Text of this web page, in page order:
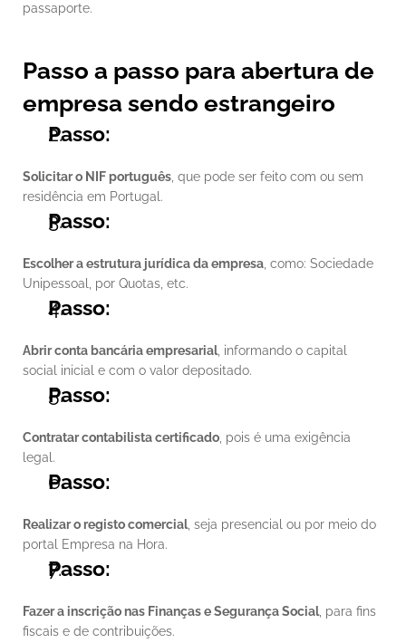
passaporte.
Passo a passo para abertura de
empresa sendo estrangeiro
Passo:
Solicitar o NIF português , que pode ser feito com ou sem
residência em Portugal.
Passo:
Escolher a estrutura jurídica da empresa , como: Sociedade
Unipessoal, por Quotas, etc.
Passo:
Abrir conta bancária empresarial, informando o capital
social inicial e com o valor depositado.
Passo:
Contratar contabilista certificado , pois é uma exigência
legal.
Passo:
Realizar o registo comercial, seja presencial ou por meio do
portal Empresa na Hora.
Passo:
Fazer a inscrição nas Finanças e Segurança Social, para fins
fiscais e de contribuições.